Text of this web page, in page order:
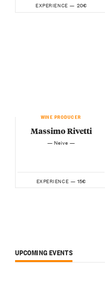
EXPERIENCE — 20€
WINE PRODUCER
Massimo Rivetti
— Neive —
EXPERIENCE — 15€
UPCOMING EVENTS